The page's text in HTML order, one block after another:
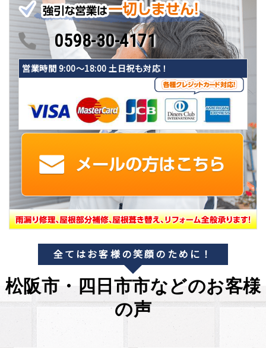
0598-30-4171
営業時間 9:00〜18:00 土日祝も対応！
全てはお客様の笑顔のために！
松阪市・四日市市などのお客様
の声